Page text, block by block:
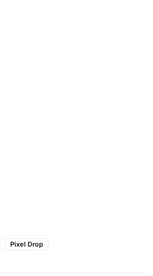
Pixel Drop